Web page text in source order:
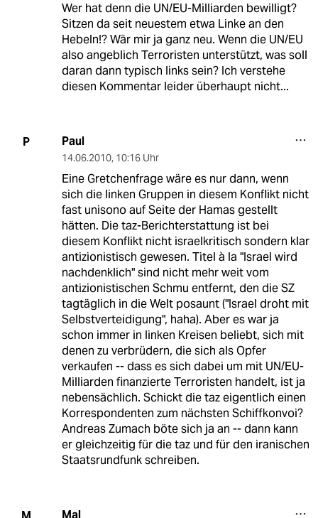
Wer hat denn die UN/EU-Milliarden bewilligt?
Sitzen da seit neuestem etwa Linke an den
Hebeln!? Wär mir ja ganz neu. Wenn die UN/EU
also angeblich Terroristen unterstützt, was soll
daran dann typisch links sein? Ich verstehe
diesen Kommentar leider überhaupt nicht...
P Paul
14.06.2010, 10:16 Uhr
Eine Gretchenfrage wäre es nur dann, wenn
sich die linken Gruppen in diesem Konflikt nicht
fast unisono auf Seite der Hamas gestellt
hätten. Die taz-Berichterstattung ist bei
diesem Konflikt nicht israelkritisch sondern klar
antizionistisch gewesen. Titel à la "Israel wird
nachdenklich" sind nicht mehr weit vom
antizionistischen Schmu entfernt, den die SZ
tagtäglich in die Welt posaunt ("Israel droht mit
Selbstverteidigung", haha). Aber es war ja
schon immer in linken Kreisen beliebt, sich mit
denen zu verbrüdern, die sich als Opfer
verkaufen -- dass es sich dabei um mit UN/EU-
Milliarden finanzierte Terroristen handelt, ist ja
nebensächlich. Schickt die taz eigentlich einen
Korrespondenten zum nächsten Schiffkonvoi?
Andreas Zumach böte sich ja an -- dann kann
er gleichzeitig für die taz und für den iranischen
Staatsrundfunk schreiben.
Mal